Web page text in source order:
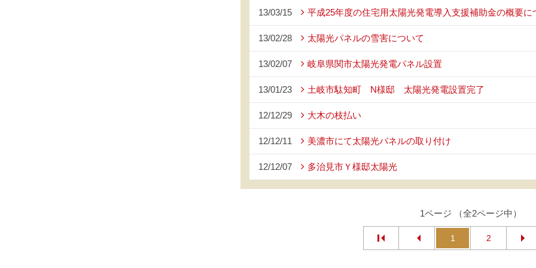
13/03/15 平成25年度の住宅用太陽光発電導入支援補助金の概要に
13/02/28 太陽光パネルの雪害について
13/02/07 岐阜県関市太陽光発電パネル設置
13/01/23 土岐市駄知町 N様邸 太陽光発電設置完了
12/12/29 大木の枝払い
12/12/11 美濃市にて太陽光パネルの取り付け
12/12/07 多治見市Ｙ様邸太陽光
1ページ （全2ページ中）
1 2